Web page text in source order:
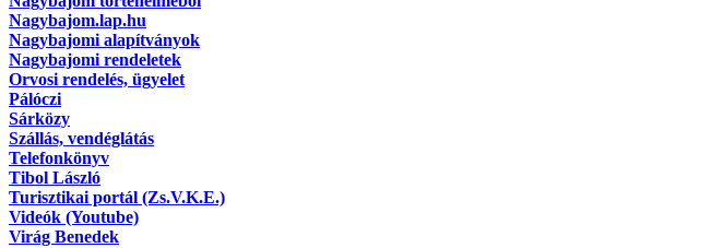
Nagybajom.lap.hu
Nagybajomi alapítványok
Nagybajomi rendeletek
Orvosi rendelés, ügyelet
Pálóczi
Sárközy
Szállás, vendéglátás
Telefonkönyv
Tibol László
Turisztikai portál (Zs.V.K.E.)
Videók (Youtube)
Virág Benedek